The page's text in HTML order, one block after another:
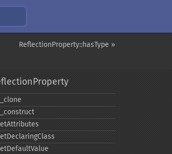
ReflectionProperty::hasType »
_​_​clone
_​_​construct